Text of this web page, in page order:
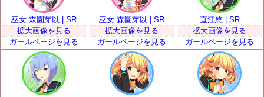
巫女 森園芽以 | SR
拡大画像を見る
ガールページを見る
巫女 森園芽以 | SR
拡大画像を見る
ガールページを見る
直江悠 | SR
拡大画像を見る
ガールページを見る